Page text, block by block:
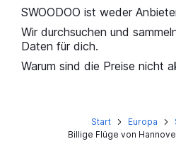
SWOODOO ist weder
Wir durchsuchen und
Daten für dich.
Warum sind die Preise nicht
Start Europa
Billige Flüge von